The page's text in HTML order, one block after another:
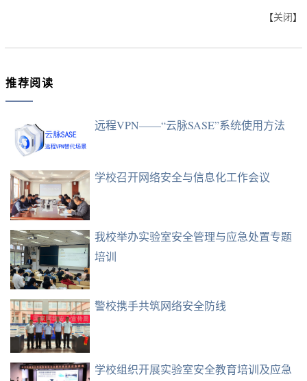
【关闭】
推荐阅读
远程VPN——“云脉SASE”系统使用方法
学校召开网络安全与信息化工作会议
我校举办实验室安全管理与应急处置专题
培训
警校携手共筑网络安全防线
学校组织开展实验室安全教育培训及应急